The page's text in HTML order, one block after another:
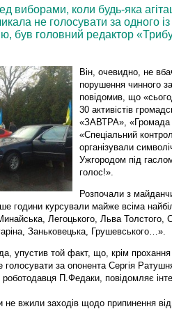
виборами, коли будь-яка
не голосувати за одного
був головний редактор
Він, очевидно, не
порушення чинного
повідомив, що
30 активістів
«ЗАВТРА», «Громада
«Спеціальний
організували
Ужгородом під
голос!».
Розпочали з
години курсували майже всіма
Легоцького, Льва Толстого,
Заньковецька, Грушевського…».
упустив той факт, що, крім
голосувати за опонента Сергія
П.Федаки, повідомляє
не вжили заходів щодо припинення